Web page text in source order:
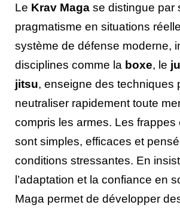
Le Krav Maga se distingue par
pragmatisme en situations
système de défense moderne,
disciplines comme la boxe, le
jitsu, enseigne des techniques
neutraliser rapidement toute
compris les armes. Les frappes
sont simples, efficaces et
conditions stressantes. En
l’adaptation et la confiance en
Maga permet de développer